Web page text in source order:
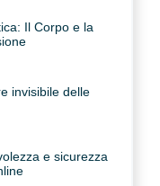
Il Corpo e la
invisibile delle
e sicurezza